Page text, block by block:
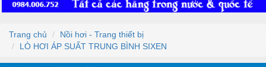
Trang chủ
Nồi hơi - Trang thiết bị
LÒ HƠI ÁP SUẤT TRUNG BÌNH SIXEN